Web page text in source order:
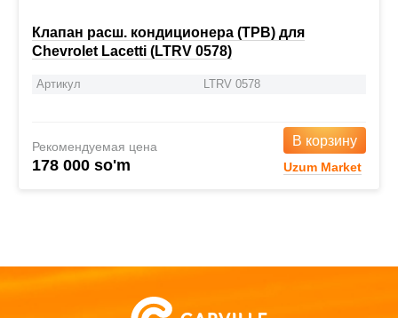
Клапан расш. кондиционера (ТРВ) для
Chevrolet Lacetti (LTRV 0578)
Артикул LTRV 0578
Рекомендуемая цена
178 000 so'm
В корзину
Uzum Market